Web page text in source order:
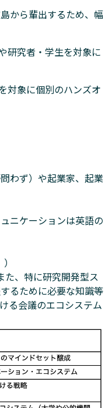
から輩出するため、幅
研究者・学生を対象に
対象に個別のハンズオ
わず）や起業家、起業
ニケーションは英語の
た、特に研究開発型ス
るために必要な知識等
る会議のエコシステム